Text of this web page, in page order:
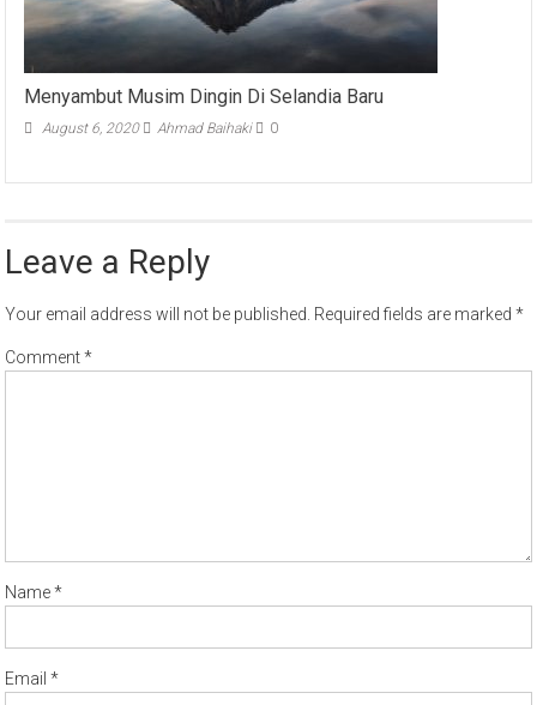
Menyambut Musim Dingin Di Selandia Baru
August 6, 2020 Ahmad Baihaki 0
Leave a Reply
Your email address will not be published. Required fields are marked*
Comment*
Name*
Email*